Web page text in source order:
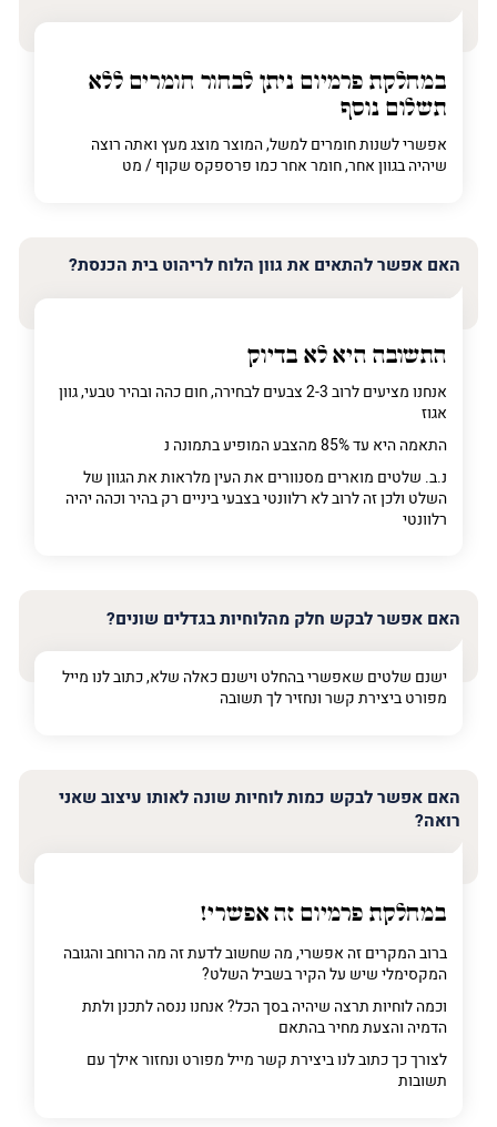
במחלקת פרמיום ניתן לבחור חומרים ללא
תשלום נוסף
אפשרי לשנות חומרים למשל, המוצר מוצג מעץ ואתה רוצה
שיהיה בגוון אחר, חומר אחר כמו פרספקס שקוף / מט
האם אפשר להתאים את גוון הלוח לריהוט בית הכנסת?
התשובה היא לא בדיוק
אנחנו מציעים לרוב 2-3 צבעים לבחירה, חום כהה ובהיר טבעי, גוון
אגוז
התאמה היא עד 85% מהצבע המופיע בתמונה נ
נ.ב. שלטים מוארים מסנוורים את העין מלראות את הגוון של
השלט ולכן זה לרוב לא רלוונטי בצבעי ביניים רק בהיר וכהה יהיה
רלוונטי
האם אפשר לבקש חלק מהלוחיות בגדלים שונים?
ישנם שלטים שאפשרי בהחלט וישנם כאלה שלא, כתוב לנו מייל
מפורט ביצירת קשר ונחזיר לך תשובה
האם אפשר לבקש כמות לוחיות שונה לאותו עיצוב שאני
רואה?
במחלקת פרמיום זה אפשרי!
ברוב המקרים זה אפשרי, מה שחשוב לדעת זה מה הרוחב והגובה
המקסימלי שיש על הקיר בשביל השלט?
וכמה לוחיות תרצה שיהיה בסך הכל? אנחנו ננסה לתכנן ולתת
הדמיה והצעת מחיר בהתאם
לצורך כך כתוב לנו ביצירת קשר מייל מפורט ונחזור אילך עם
תשובות